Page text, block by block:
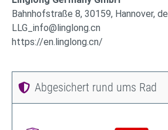
Bahnhofstraße 8, 30159, Hannover, de
LLG_info@linglong.cn
https://en.linglong.cn/
Abgesichert rund ums Rad